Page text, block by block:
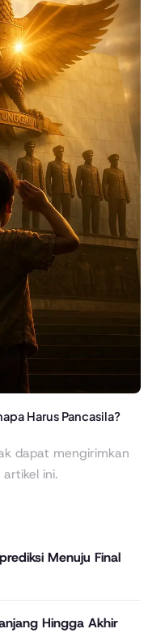
Menuju Final
Hingga Akhir
Harus Pancasila?
dapat mengirimkan
ini.